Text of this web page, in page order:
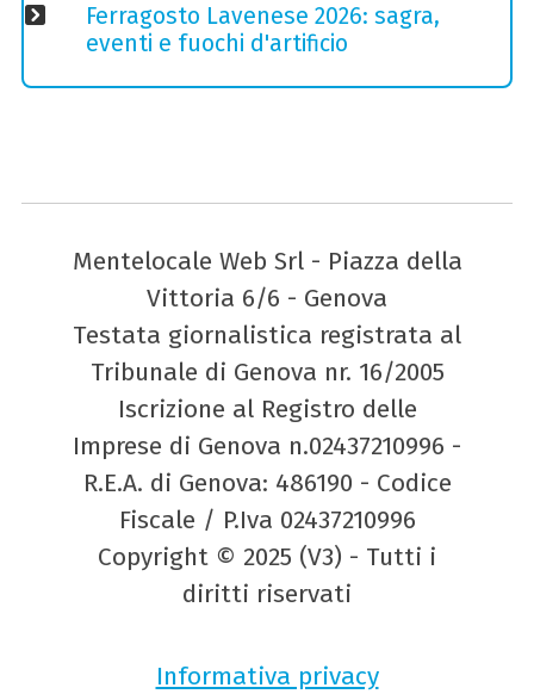
Ferragosto Lavenese 2026: sagra,
eventi e fuochi d'artificio
Mentelocale Web Srl - Piazza della
Vittoria 6/6 - Genova
Testata giornalistica registrata al
Tribunale di Genova nr. 16/2005
Iscrizione al Registro delle
Imprese di Genova n.02437210996 -
R.E.A. di Genova: 486190 - Codice
Fiscale / P.Iva 02437210996
Copyright © 2025 (V3) - Tutti i
diritti riservati
Informativa privacy